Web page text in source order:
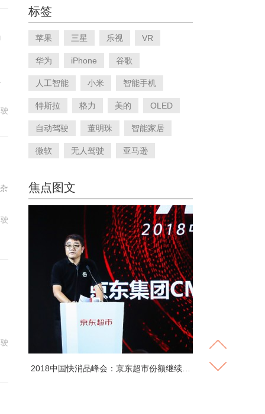
标签
苹果 三星 乐视 VR
华为 iPhone 谷歌
人工智能 小米 智能手机
特斯拉 格力 美的 OLED
自动驾驶 董明珠 智能家居
微软 无人驾驶 亚马逊
焦点图文
2018中国快消品峰会：京东超市份额继续…